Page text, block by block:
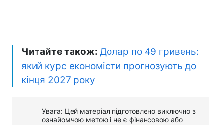
Читайте також: Долар по 49 гривень:
який курс економісти прогнозують до
кінця 2027 року
Увага: Цей матеріал підготовлено виключно з
ознайомчою метою і не є фінансовою або